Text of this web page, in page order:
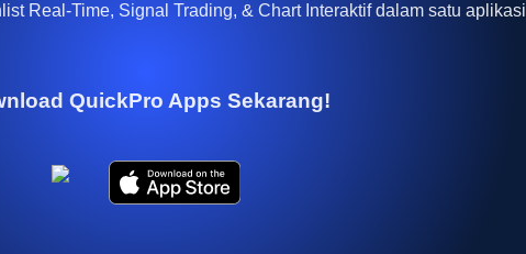
Real-Time, Signal Trading, & Chart Interaktif dalam satu aplikasi
QuickPro Apps Sekarang!